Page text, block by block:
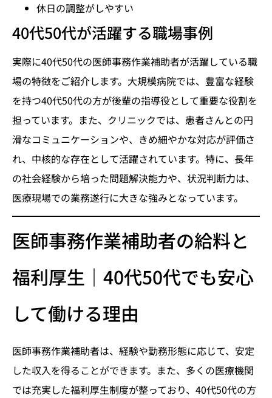
休日の調整がしやすい
40代50代が活躍する職場事例
実際に40代50代の医師事務作業補助者が活躍している職
場の特徴をご紹介します。大規模病院では、豊富な経験
を持つ40代50代の方が後輩の指導役として重要な役割を
担っています。また、クリニックでは、患者さんとの円
滑なコミュニケーションや、きめ細やかな対応が評価さ
れ、中核的な存在として活躍されています。特に、長年
の社会経験から培った問題解決能力や、状況判断力は、
医療現場での業務遂行に大きな強みとなっています。
医師事務作業補助者の給料と
福利厚生｜40代50代でも安心
して働ける理由
医師事務作業補助者は、経験や勤務形態に応じて、安定
した収入を得ることができます。また、多くの医療機関
では充実した福利厚生制度が整っており、40代50代の方